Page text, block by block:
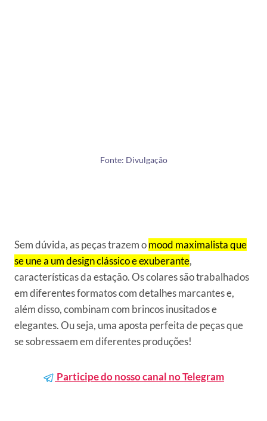
Fonte: Divulgação
Sem dúvida, as peças trazem omood maximalista que
se une a um design clássico e exuberante,
características da estação. Os colares são trabalhados
em diferentes formatos com detalhes marcantes e,
além disso, combinam com brincos inusitados e
elegantes. Ou seja, uma aposta perfeita de peças que
se sobressaem em diferentes produções!
Participe do nosso canal no Telegram